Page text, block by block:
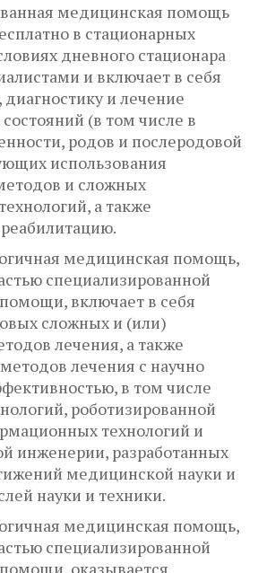
медицинская помощь
в стационарных
дневного стационара
и включает в себя
и лечение
(в том числе в
родов и послеродовой
использования
и сложных
а также
медицинская помощь,
специализированной
включает в себя
сложных и (или)
лечения, а также
лечения с научно
в том числе
роботизированной
технологий и
инженерии, разработанных
медицинской науки и
науки и техники.
медицинская помощь,
специализированной
оказывается